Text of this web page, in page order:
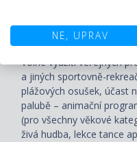
Zábava na palubě:
Volné využití veřejných
a jiných sportovně-
plážových osušek, účast
palubě – animační
(pro všechny věkové
živá hudba, lekce tance
NE, UPRAV